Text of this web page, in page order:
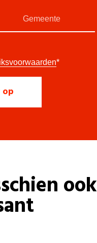
*
ook